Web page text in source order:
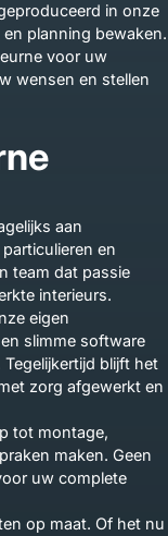
in onze
planning bewaken.
voor uw
wensen en stellen
aan
en
team dat passie
interieurs.
eigen
slimme software
blijft het
zorg afgewerkt en
tot montage,
maken. Geen
uw complete
op maat. Of het nu